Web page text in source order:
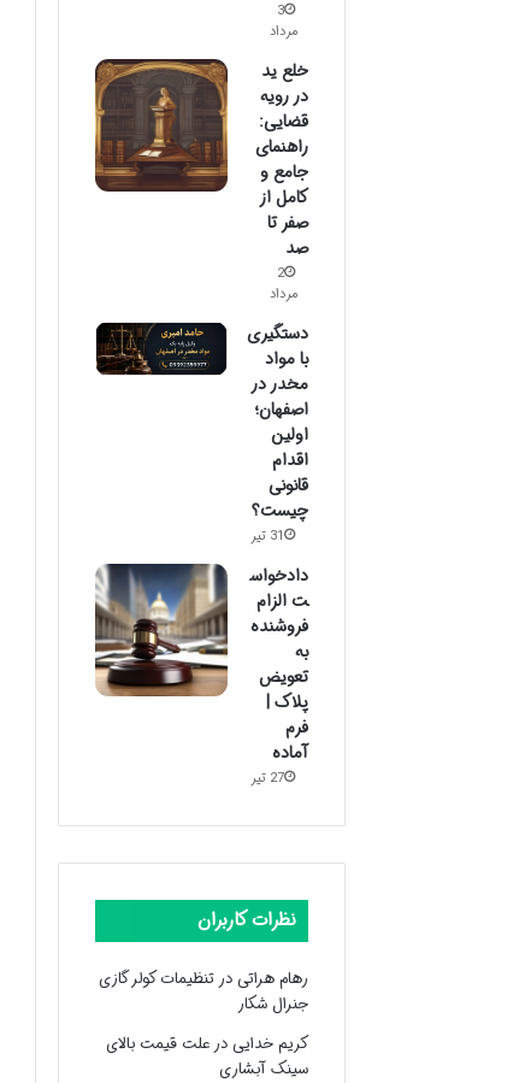
3
مرداد
خلع ید
در رویه
قضایی:
راهنمای
جامع و
کامل از
صفر تا
صد
2
مرداد
دستگیری
با مواد
مخدر در
اصفهان؛
اولین
اقدام
قانونی
چیست؟
31 تیر
دادخواس
ت الزام
فروشنده
به
تعویض
پلاک |
فرم
آماده
27 تیر
نظرات کاربران
رهام هراتیدرتنظیمات کولر گازی
جنرال شکار
کریم خداییدرعلت قیمت بالای
سینک آبشاری